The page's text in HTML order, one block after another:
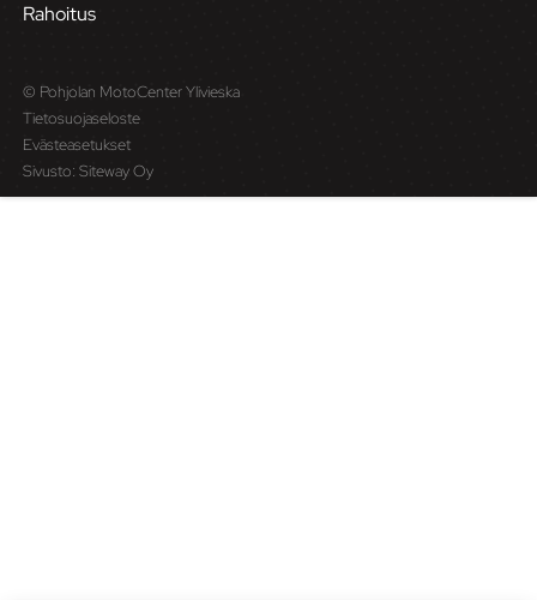
Rahoitus
© Pohjolan MotoCenter Ylivieska
Tietosuojaseloste
Evästeasetukset
Sivusto:Siteway Oy